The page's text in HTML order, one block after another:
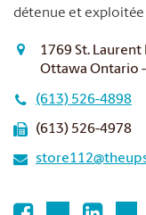
détenue et exploitée
1769 St. Laurent
Ottawa Ontario
(613) 526-4898
(613) 526-4978